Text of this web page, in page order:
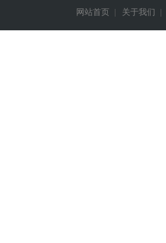
网站首页 关于我们